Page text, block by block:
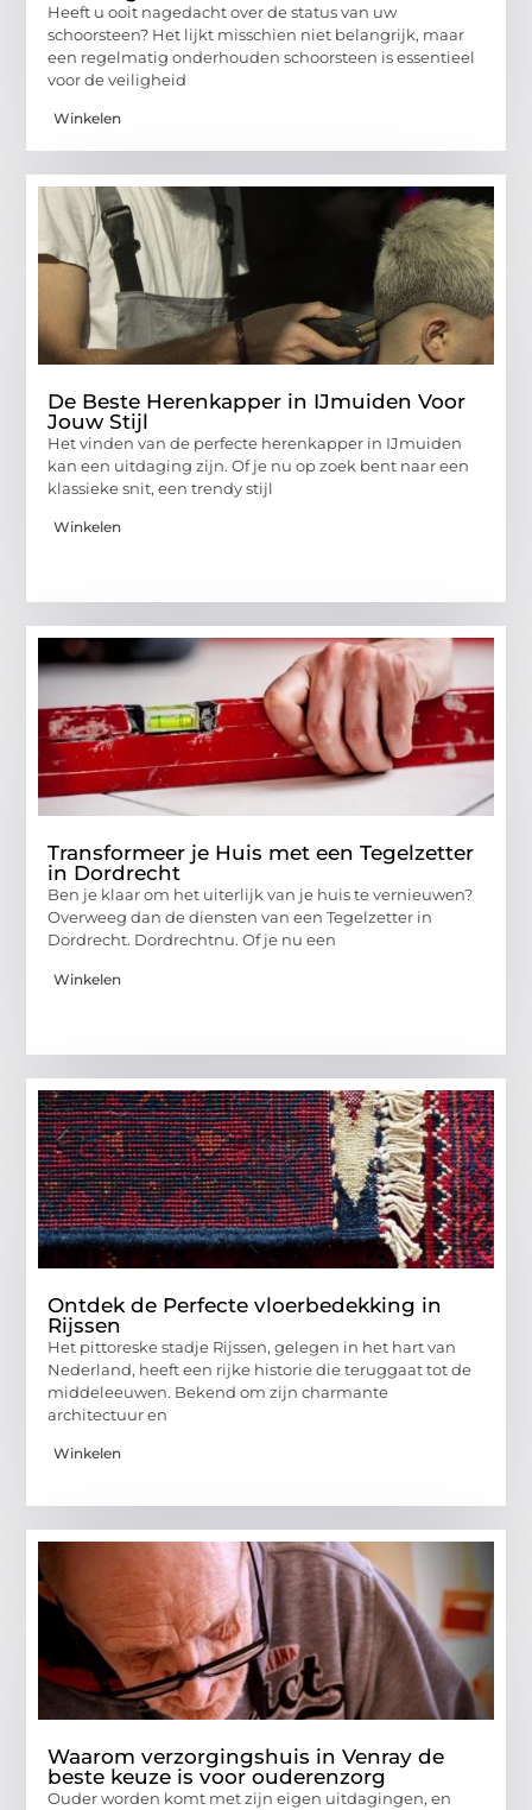
Heeft u ooit nagedacht over de status van uw
schoorsteen? Het lijkt misschien niet belangrijk, maar
een regelmatig onderhouden schoorsteen is essentieel
voor de veiligheid
Winkelen
De Beste Herenkapper in IJmuiden Voor
Jouw Stijl
Het vinden van de perfecte herenkapper in IJmuiden
kan een uitdaging zijn. Of je nu op zoek bent naar een
klassieke snit, een trendy stijl
Winkelen
Transformeer je Huis met een Tegelzetter
in Dordrecht
Ben je klaar om het uiterlijk van je huis te vernieuwen?
Overweeg dan de diensten van een Tegelzetter in
Dordrecht. Dordrechtnu. Of je nu een
Winkelen
Ontdek de Perfecte vloerbedekking in
Rijssen
Het pittoreske stadje Rijssen, gelegen in het hart van
Nederland, heeft een rijke historie die teruggaat tot de
middeleeuwen. Bekend om zijn charmante
architectuur en
Winkelen
Waarom verzorgingshuis in Venray de
beste keuze is voor ouderenzorg
Ouder worden komt met zijn eigen uitdagingen, en